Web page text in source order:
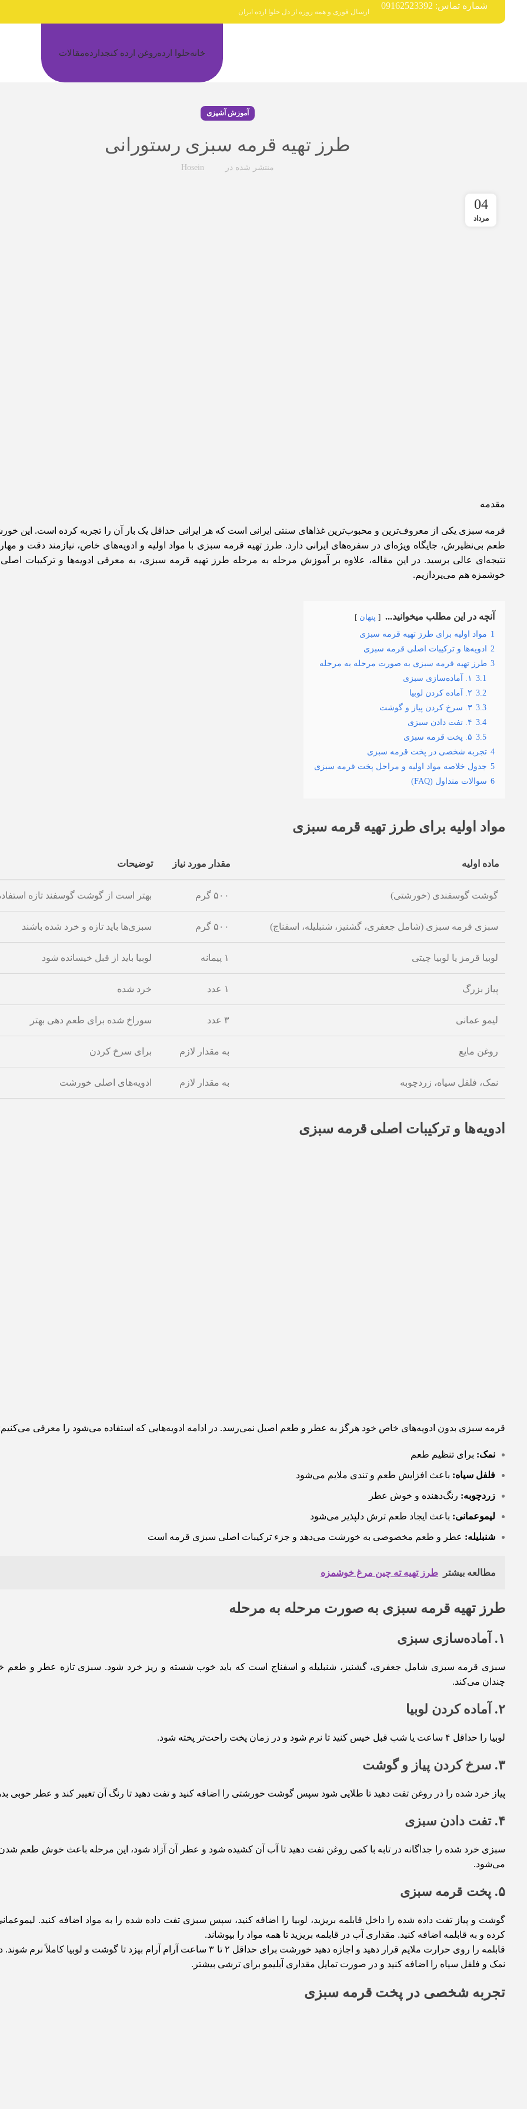
شماره تماس: 09162523392
ارسال فوری و همه روزه از دل حلوا ارده ایران
خانهحلوا اردهروغن ارده کنجد اردهمقالات
آموزش آشپزی
طرز تهیه قرمه سبزی رستورانی
منتشر شده در Hosein
04
مرداد
مقدمه
قرمه سبزی یکی از معروف‌ترین و محبوب‌ترین غذاهای سنتی ایرانی است که هر ایرانی حداقل یک بار آن را تجربه کرده است. این
طعم بی‌نظیرش، جایگاه ویژه‌ای در سفره‌های ایرانی دارد. طرز تهیه قرمه سبزی با مواد اولیه و ادویه‌های خاص، نیازمند دقت و
نتیجه‌ای عالی برسید. در این مقاله، علاوه بر آموزش مرحله به مرحله طرز تهیه قرمه سبزی، به معرفی ادویه‌ها و ترکیبات
خوشمزه هم می‌پردازیم.
آنچه در این مطلب میخوانید... پنهان
1 مواد اولیه برای طرز تهیه قرمه سبزی
2 ادویه‌ها و ترکیبات اصلی قرمه سبزی
3 طرز تهیه قرمه سبزی به صورت مرحله به مرحله
3.1 ۱. آماده‌سازی سبزی
3.2 ۲. آماده کردن لوبیا
3.3 ۳. سرخ کردن پیاز و گوشت
3.4 ۴. تفت دادن سبزی
3.5 ۵. پخت قرمه سبزی
4 تجربه شخصی در پخت قرمه سبزی
5 جدول خلاصه مواد اولیه و مراحل پخت قرمه سبزی
6 سوالات متداول (FAQ)
مواد اولیه برای طرز تهیه قرمه سبزی
ماده اولیه مقدار مورد نیاز توضیحات
گوشت گوسفندی (خورشتی) ۵۰۰ گرم بهتر است از گوشت گوسفند تازه
سبزی قرمه سبزی (شامل جعفری، گشنیز، شنبلیله، اسفناج) ۵۰۰ گرم سبزی‌ها باید تازه و خرد شده باشند
لوبیا قرمز یا لوبیا چیتی ۱ پیمانه لوبیا باید از قبل خیسانده شود
پیاز بزرگ ۱ عدد خرد شده
لیمو عمانی ۳ عدد سوراخ شده برای طعم دهی بهتر
روغن مایع به مقدار لازم برای سرخ کردن
نمک، فلفل سیاه، زردچوبه به مقدار لازم ادویه‌های اصلی خورشت
ادویه‌ها و ترکیبات اصلی قرمه سبزی
قرمه سبزی بدون ادویه‌های خاص خود هرگز به عطر و طعم اصیل نمی‌رسد. در ادامه ادویه‌هایی که استفاده می‌شود را معرفی
نمک: برای تنظیم طعم
فلفل سیاه: باعث افزایش طعم و تندی ملایم می‌شود
زردچوبه: رنگ‌دهنده و خوش عطر
لیموعمانی: باعث ایجاد طعم ترش دلپذیر می‌شود
شنبلیله: عطر و طعم مخصوصی به خورشت می‌دهد و جزء ترکیبات اصلی سبزی قرمه است
مطالعه بیشتر طرز تهیه ته چین مرغ خوشمزه
طرز تهیه قرمه سبزی به صورت مرحله به مرحله
۱. آماده‌سازی سبزی
سبزی قرمه سبزی شامل جعفری، گشنیز، شنبلیله و اسفناج است که باید خوب شسته و ریز خرد شود. سبزی تازه عطر و طعم
چندان می‌کند.
۲. آماده کردن لوبیا
لوبیا را حداقل ۴ ساعت یا شب قبل خیس کنید تا نرم شود و در زمان پخت راحت‌تر پخته شود.
۳. سرخ کردن پیاز و گوشت
پیاز خرد شده را در روغن تفت دهید تا طلایی شود سپس گوشت خورشتی را اضافه کنید و تفت دهید تا رنگ آن تغییر کند و عطر خوبی
۴. تفت دادن سبزی
سبزی خرد شده را جداگانه در تابه با کمی روغن تفت دهید تا آب آن کشیده شود و عطر آن آزاد شود، این مرحله باعث خوش طعم
می‌شود.
۵. پخت قرمه سبزی
گوشت و پیاز تفت داده شده را داخل قابلمه بریزید، لوبیا را اضافه کنید، سپس سبزی تفت داده شده را به مواد اضافه کنید.
کرده و به قابلمه اضافه کنید. مقداری آب در قابلمه بریزید تا همه مواد را بپوشاند.
قابلمه را روی حرارت ملایم قرار دهید و اجازه دهید خورشت برای حداقل ۲ تا ۳ ساعت آرام آرام بپزد تا گوشت و لوبیا
نمک و فلفل سیاه را اضافه کنید و در صورت تمایل مقداری آبلیمو برای ترشی بیشتر.
تجربه شخصی در پخت قرمه سبزی